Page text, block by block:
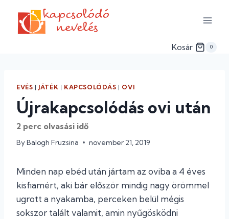
content
Kosár 0
EVÉS |JÁTÉK | KAPCSOLÓDÁS | OVI
Újrakapcsolódás ovi után
2 perc olvasási idő
ByBalogh Fruzsina november 21, 2019
Minden nap ebéd után jártam az oviba a 4 éves
kisfiamért, aki bár először mindig nagy örömmel
ugrott a nyakamba, perceken belül mégis
sokszor talált valamit, amin nyűgösködni